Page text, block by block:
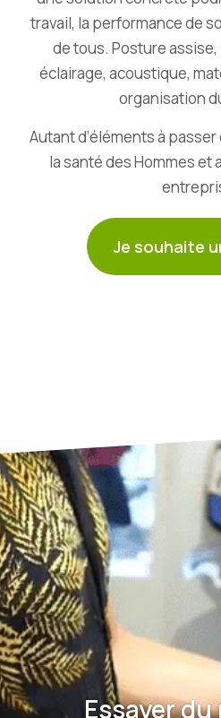
travail, la performance de
de tous. Posture assise,
éclairage, acoustique,
organisation
Autant d’éléments à
la santé des Hommes et
Je souhaite
Essayer